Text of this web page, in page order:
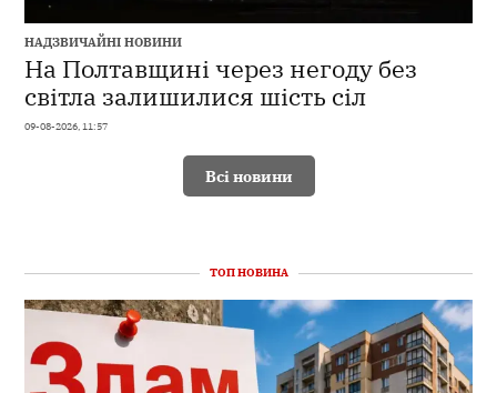
НАДЗВИЧАЙНІ НОВИНИ
На Полтавщині через негоду без
світла залишилися шість сіл
09-08-2026, 11:57
Всі новини
ТОП НОВИНА